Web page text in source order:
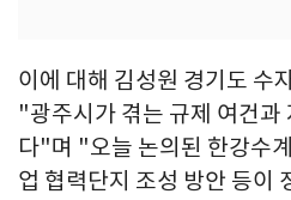
이에 대해 김성원 경기도 수
"광주시가 겪는 규제 여건과
다"며 "오늘 논의된 한강수
업 협력단지 조성 방안 등이